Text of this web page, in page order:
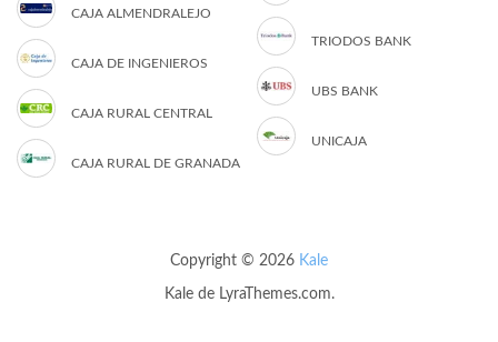
CAJA ALMENDRALEJO
CAJA DE INGENIEROS
CAJA RURAL CENTRAL
CAJA RURAL DE GRANADA
TRIODOS BANK
UBS BANK
UNICAJA
Copyright © 2026 Kale
Kalede LyraThemes.com.